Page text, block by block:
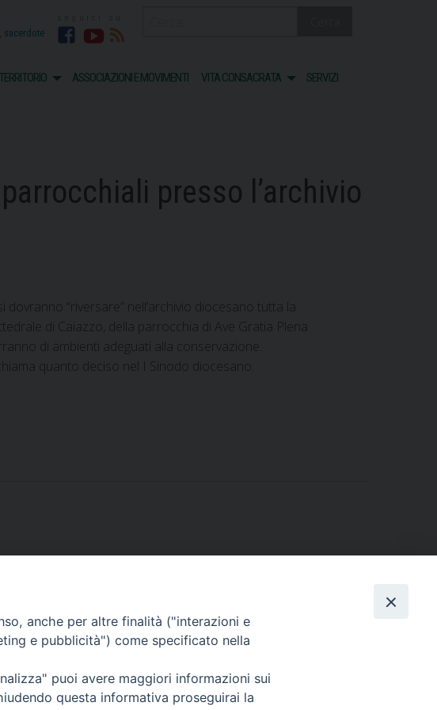
sacerdote Facebook
Youtube
RSS
TERRITORIO ASSOCIAZIONI E MOVIMENTI VITA CONSACRATA SERVIZI
presso l’archivio
“riversare” nell’archivio diocesano tutta la
di Caiazzo, della parrocchia di Ave Gratia Plena
di ambienti adeguati alla conservazione.
quanto deciso nel I Sinodo diocesano.
anche per altre finalità ("interazioni e
e pubblicità") come specificato nella
puoi avere maggiori informazioni sui
questa informativa proseguirai la